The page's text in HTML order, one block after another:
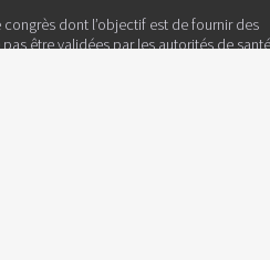
dont l’objectif est de fournir des
être validées par les autorités de santé